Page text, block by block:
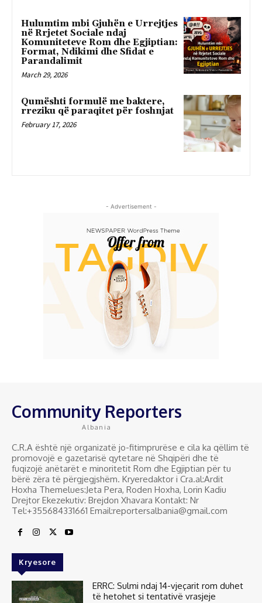
Hulumtim mbi Gjuhën e Urrejtjes
në Rrjetet Sociale ndaj
Komuniteteve Rom dhe Egjiptian:
Format, Ndikimi dhe Sfidat e
Parandalimit
March 29, 2026
Qumështi formulë me baktere,
rreziku që paraqitet për foshnjat
February 17, 2026
- Advertisement -
Community Reporters
Albania
C.R.A është një organizatë jo-fitimprurëse e cila ka qëllim të
promovojë e gazetarisë qytetare në Shqipëri dhe të
fuqizojë anëtarët e minoritetit Rom dhe Egjiptian për tu
bërë zëra të përgjegjshëm. Kryeredaktor i Cra.al:Ardit
Hoxha Themelues:Jeta Pera, Roden Hoxha, Lorin Kadiu
Drejtor Ekezekutiv: Brejdon Xhavara Kontakt: Nr
Tel:+355684331661 Email:reportersalbania@gmail.com
Kryesore
ERRC: Sulmi ndaj 14-vjeçarit rom duhet
të hetohet si tentativë vrasjeje